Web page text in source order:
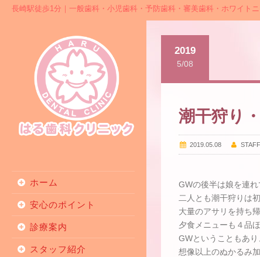
長崎駅徒歩1分｜一般歯科・小児歯科・予防歯科・審美歯科・ホワイト
ホーム
安心のポイント
診療案内
スタッフ紹介
2019
5/08
潮干狩り
2019.05.08 STAFF
GWの後半は娘を連れ
二人とも潮干狩りは
大量のアサリを持ち
夕食メニューも４品
GWということもあ
想像以上のぬかるみ